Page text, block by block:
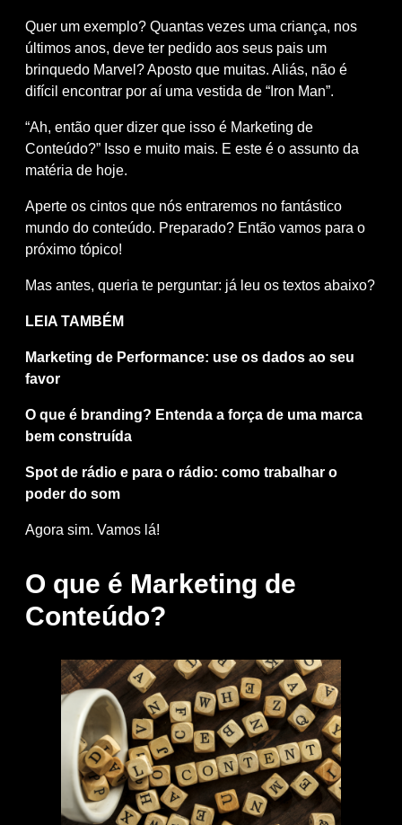
Quer um exemplo? Quantas vezes uma criança, nos
últimos anos, deve ter pedido aos seus pais um
brinquedo Marvel? Aposto que muitas. Aliás, não é
difícil encontrar por aí uma vestida de “Iron Man”.
“Ah, então quer dizer que isso é Marketing de
Conteúdo?” Isso e muito mais. E este é o assunto da
matéria de hoje.
Aperte os cintos que nós entraremos no fantástico
mundo do conteúdo. Preparado? Então vamos para o
próximo tópico!
Mas antes, queria te perguntar: já leu os textos abaixo?
LEIA TAMBÉM
Marketing de Performance: use os dados ao seu
favor
O que é branding? Entenda a força de uma marca
bem construída
Spot de rádio e para o rádio: como trabalhar o
poder do som
Agora sim. Vamos lá!
O que é Marketing de
Conteúdo?